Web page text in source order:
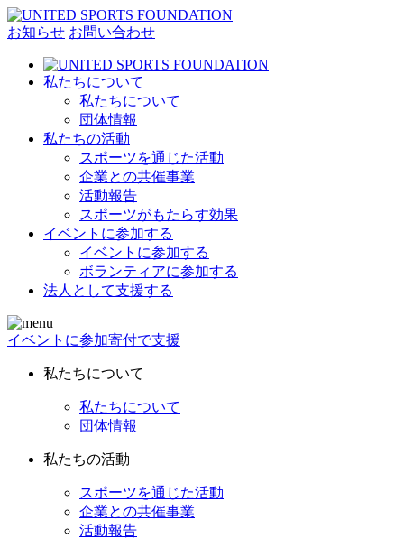
お知らせ お問い合わせ
私たちについて
私たちについて
団体情報
私たちの活動
スポーツを通じた活動
企業との共催事業
活動報告
スポーツがもたらす効果
イベントに参加する
イベントに参加する
ボランティアに参加する
法人として支援する
イベントに参加寄付で支援
私たちについて
私たちについて
団体情報
私たちの活動
スポーツを通じた活動
企業との共催事業
活動報告